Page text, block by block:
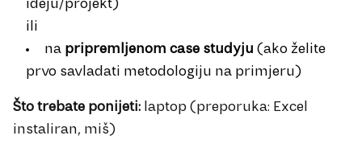
ideju/projekt)
ili
na pripremljenom case studyju (ako želite
prvo savladati metodologiju na primjeru)
Što trebate ponijeti: laptop (preporuka: Excel
instaliran, miš)